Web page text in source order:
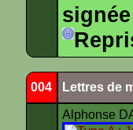
signée
004 Lettres de
Alphonse